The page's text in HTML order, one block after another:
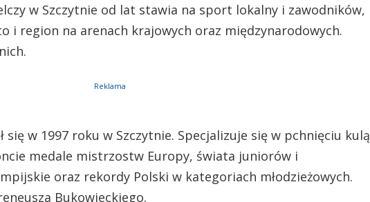
w Szczytnie od lat stawia na sport lokalny i zawodników,
i region na arenach krajowych oraz międzynarodowych.
Reklama
się w 1997 roku w Szczytnie. Specjalizuje się w pchnięciu kulą
medale mistrzostw Europy, świata juniorów i
oraz rekordy Polski w kategoriach młodzieżowych.
Bukowieckiego.